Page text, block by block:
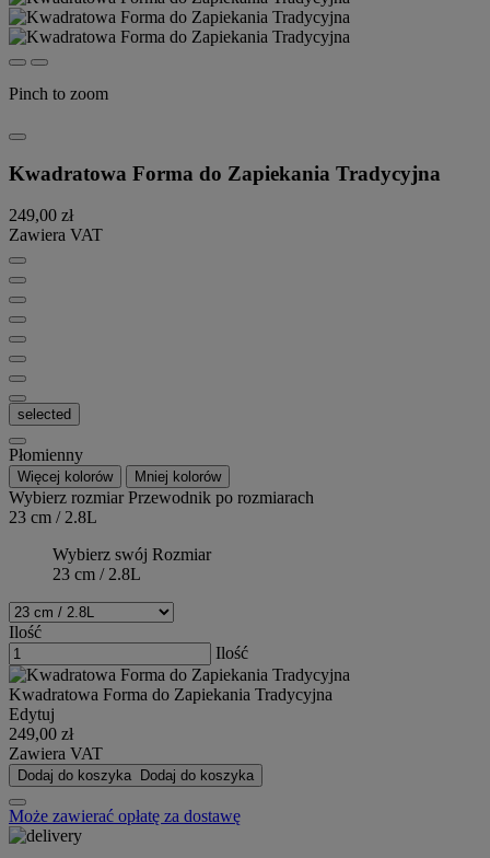
Pinch to zoom
Kwadratowa Forma do Zapiekania Tradycyjna
249,00 zł
Zawiera VAT
selected
Płomienny
Więcej kolorów Mniej kolorów
Wybierz rozmiarPrzewodnik po rozmiarach
23 cm / 2.8L
Wybierz swój Rozmiar
23 cm / 2.8L
Ilość
Ilość
Kwadratowa Forma do Zapiekania Tradycyjna
Edytuj
249,00 zł
Zawiera VAT
Dodaj do koszyka Dodaj do koszyka
Może zawierać opłatę za dostawę